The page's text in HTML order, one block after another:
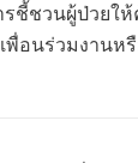
ชี้ชวนผู้ป่วยใ
อนร่วมงานห